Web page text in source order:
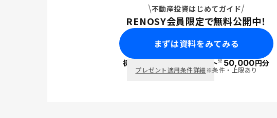
不動産投資はじめてガイド
RENOSY会員限定で無料公開中！
まずは資料をみてみる
初回面談で ポイント※50,000円分
プレゼント適用条件詳細※条件・上限あり